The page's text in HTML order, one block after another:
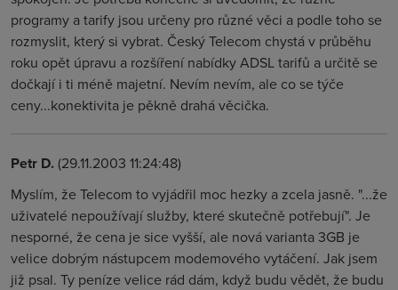
programy a tarify jsou určeny pro různé věci a podle toho se
rozmyslit, který si vybrat. Český Telecom chystá v průběhu
roku opět úpravu a rozšíření nabídky ADSL tarifů a určitě se
dočkají i ti méně majetní. Nevím nevím, ale co se týče
ceny...konektivita je pěkně drahá věcička.
Petr D. (29.11.2003 11:24:48)
Myslím, že Telecom to vyjádřil moc hezky a zcela jasně. "...že
uživatelé nepoužívají služby, které skutečně potřebují". Je
nesporné, že cena je sice vyšší, ale nová varianta 3GB je
velice dobrým nástupcem modemového vytáčení. Jak jsem
již psal. Ty peníze velice rád dám, když budu vědět, že budu